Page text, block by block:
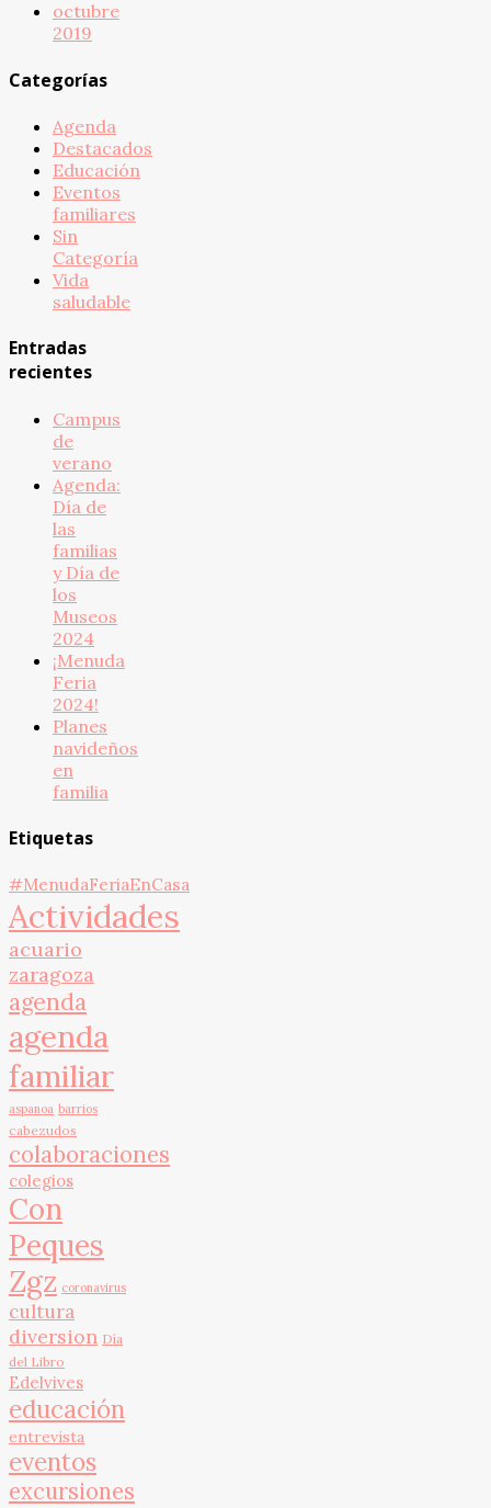
octubre
2019
Categorías
Agenda
Destacados
Educación
Eventos
familiares
Sin
Categoría
Vida
saludable
Entradas
recientes
Campus
de
verano
Agenda:
Día de
las
familias
y Día de
los
Museos
2024
¡Menuda
Feria
2024!
Planes
navideños
en
familia
Etiquetas
#MenudaFeriaEnCasa
Actividades
acuario
zaragoza
agenda
agenda
familiar
aspanoa barrios
cabezudos
colaboraciones
colegios
Con
Peques
Zgz coronavirus
cultura
diversion Día
del Libro
Edelvives
educación
entrevista
eventos
excursiones